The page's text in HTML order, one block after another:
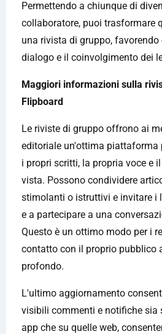
Permettendo a chiunque di
collaboratore, puoi trasformare
una rivista di gruppo,
dialogo e il coinvolgimento dei
Maggiori informazioni sulla
Flipboard
Le riviste di gruppo offrono ai
editoriale un'ottima piattaforma
i propri scritti, la propria voce e
vista. Possono condividere
stimolanti o istruttivi e invitare i
e a partecipare a una
Questo è un ottimo modo per i
contatto con il proprio pubblico
profondo.
L'ultimo aggiornamento
visibili commenti e notifiche sia
app che su quelle web,